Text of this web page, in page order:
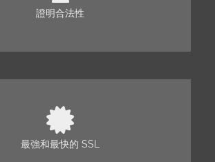
證明合法性
最強和最快的 SSL